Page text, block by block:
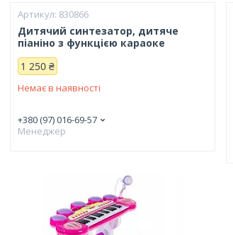
830866
Дитячий синтезатор, дитяче
піаніно з функцією караоке
1 250 ₴
Немає в наявності
+380 (97) 016-69-57
Менеджер